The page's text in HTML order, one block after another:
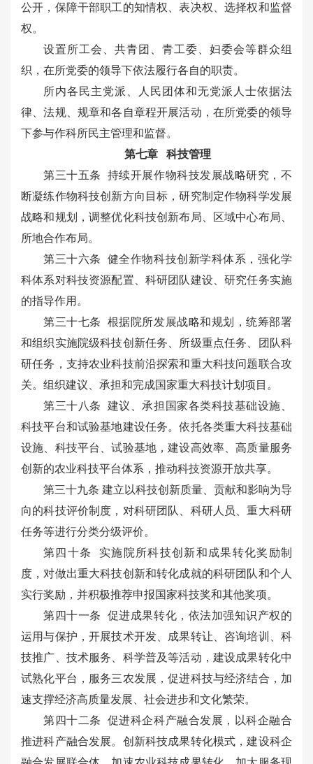
公开，保障干部职工的知情权、表决权、选择权和监督
权。
设置所工会、共青团、青工委、妇委会等群众组
织，在所党委的领导下依法履行各自的职责。
所内各民主党派、人民团体和无党派人士依据法
律、法规、规章和各自章程开展活动，在所党委的领导
下参与作科所民主管理和监督。
第七章 科技管理
第三十五条 持续开展作物科技发展战略研究，不
断凝练作物科技创新方向目标，研究制定作物科学发展
战略和规划，调整优化科技创新布局、区域中心布局、
所地合作布局。
第三十六条 健全作物科技创新学科体系，强化学
科体系对科技资源配置、科研团队建设、研究任务实施
的指导作用。
第三十七条 根据院所发展战略和规划，统筹部署
和组织实施院级科技创新任务、所级重点任务、团队科
研任务，支持农业科技前沿探索和重大科技问题联合攻
关。组织建议、承担和完成国家重大科技计划项目。
第三十八条 建议、承担国家各类科技基础设施、
科技平台和试验基地建设任务。依托各类重大科技基础
设施、科技平台、试验基地，建设高效率、高质量服务
创新的农业科技平台体系，推动科技资源开放共享。
第三十九条 建立以科技创新质量、贡献和影响为导
向的科技评价制度，对科研团队、科研人员、重大科研
任务等进行分类分级评价。
第四十条 实施院所科技创新和成果转化奖励制
度，对做出重大科技创新和转化成就的科研团队和个人
实行奖励，并积极推荐申报国家科技奖和其他奖项。
第四十一条 促进成果转化，依法加强知识产权的
运用与保护，开展技术开发、成果转让、咨询培训、科
技推广、技术服务、科学普及等活动，建设成果转化中
试熟化平台，服务三农发展，促进科技与经济结合，加
速支撑经济高质量发展、社会进步和文化繁荣。
第四十二条 促进科企科产融合发展，以科企融合
推进科产融合发展。创新科技成果转化模式，建设科企